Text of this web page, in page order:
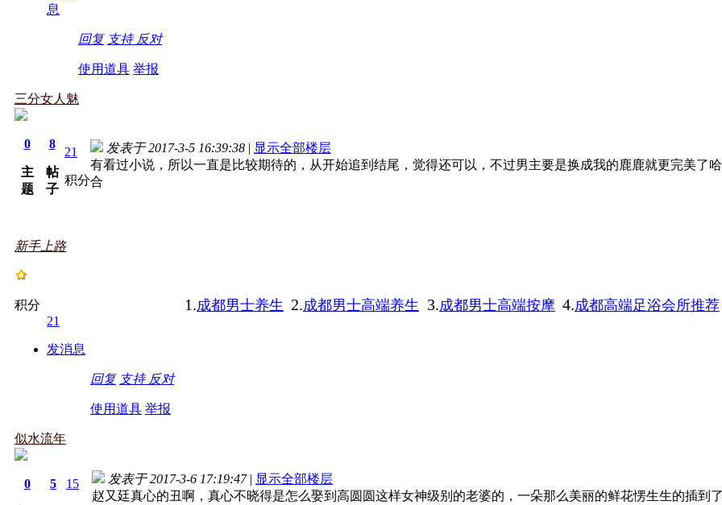
息
回复 支持 反对
使用道具 举报
三分女人魅
0
主
题
8
帖
子
21
积分
新手上路
积分
21
发消息
发表于 2017-3-5 16:39:38 | 显示全部楼层
有看过小说，所以一直是比较期待的，从开始追到结尾，觉得还可以，不过男主要是换成我的鹿鹿就更完美了
合
1.成都男士养生 2.成都男士高端养生 3.成都男士高端按摩 4.成都高端足浴会所推荐
回复 支持 反对
使用道具 举报
似水流年
0 5 15 发表于 2017-3-6 17:19:47 | 显示全部楼层
赵又廷真心的丑啊，真心不晓得是怎么娶到高圆圆这样女神级别的老婆的，一朵那么美丽的鲜花愣生生的插到